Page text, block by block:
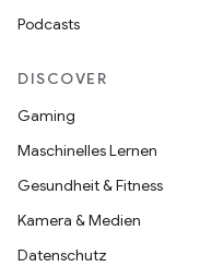
Podcasts
DISCOVER
Gaming
Maschinelles Lernen
Gesundheit & Fitness
Kamera & Medien
Datenschutz